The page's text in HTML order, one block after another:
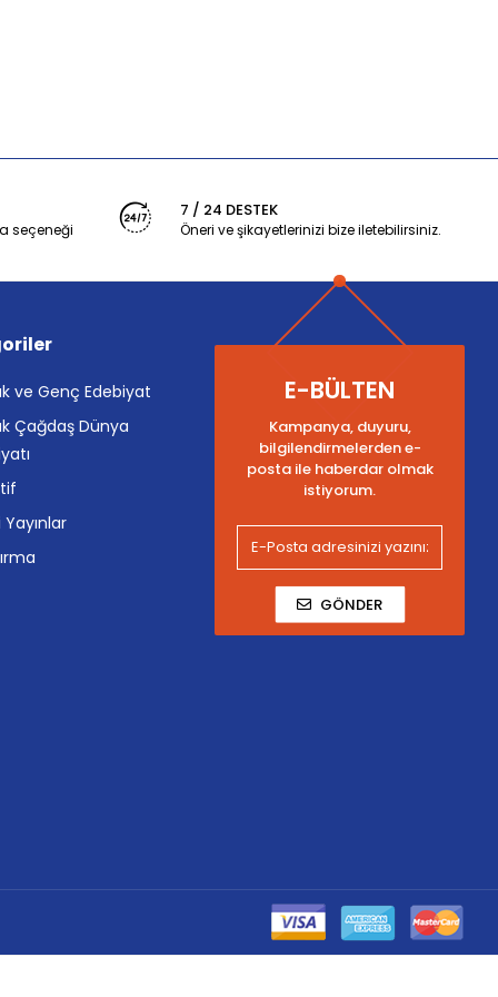
seçeneği
7 / 24 DESTEK
Öneri ve şikayetlerinizi bize iletebilirsiniz.
ve Genç Edebiyat
Çağdaş Dünya
Yayınlar
E-BÜLTEN
Kampanya, duyuru,
bilgilendirmelerden e-
posta ile haberdar olmak
istiyorum.
GÖNDER